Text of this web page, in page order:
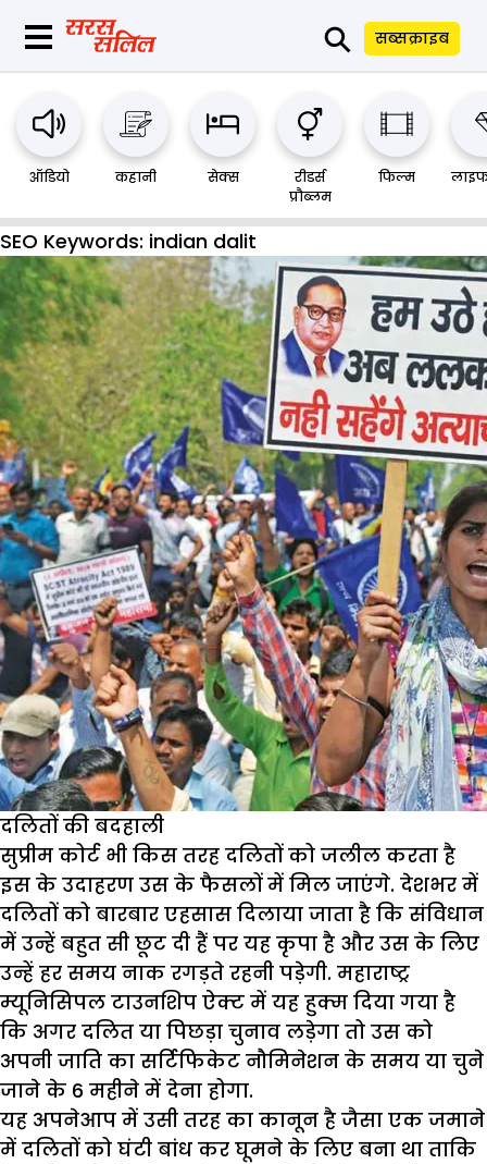
⚲ सब्सक्राइब
ऑडियो कहानी सेक्स
रीडर्स
प्रौब्लम
फिल्म
SEO Keywords: indian dalit
दलितों की बदहाली
सुप्रीम कोर्ट भी किस तरह दलितों को जलील करता है
इस के उदाहरण उस के फैसलों में मिल जाएंगे. देशभर में
दलितों को बारबार एहसास दिलाया जाता है कि संविधान
में उन्हें बहुत सी छूट दी हैं पर यह कृपा है और उस के लिए
उन्हें हर समय नाक रगड़ते रहनी पड़ेगी. महाराष्ट्र
म्यूनिसिपल टाउनशिप ऐक्ट में यह हुक्म दिया गया है
कि अगर दलित या पिछड़ा चुनाव लड़ेगा तो उस को
अपनी जाति का सर्टिफिकेट नौमिनेशन के समय या चुने
जाने के 6 महीने में देना होगा.
यह अपनेआप में उसी तरह का कानून है जैसा एक जमाने
में दलितों को घंटी बांध कर घूमने के लिए बना था ताकि